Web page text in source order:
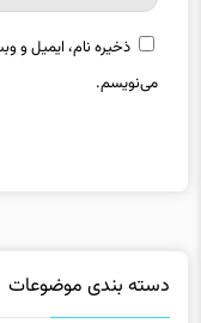
ذخیره نام، ایمیل و